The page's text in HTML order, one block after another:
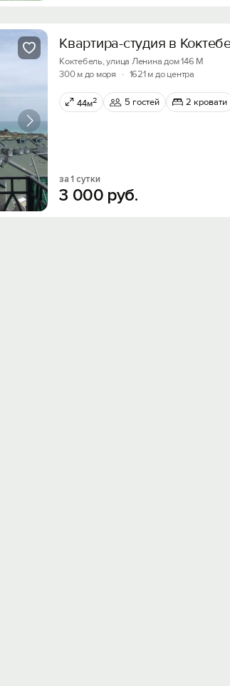
Квартира-студия в
Коктебель, улица Ленина дом 146 М
300 м до моря
· 1621 м до центра
44м2 5 гостей 2 кровати
за 1 сутки
3 000 руб.